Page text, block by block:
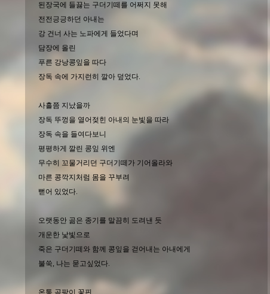
된장국에 들끓는 구더기떼를 어쩌지 못해
전전긍긍하던 아내는
강 건너 사는 노파에게 들었다며
담장에 올린
푸른 강낭콩잎을 따다
장독 속에 가지런히 깔아 덮었다.
사흘쯤 지났을까
장독 뚜껑을 열어젖힌 아내의 눈빛을 따라
장독 속을 들여다보니
평평하게 깔린 콩잎 위엔
무수히 꼬물거리던 구더기떼가 기어올라와
마른 콩깍지처럼 몸을 꾸부려
뻗어 있었다.
오랫동안 곪은 종기를 말끔히 도려낸 듯
개운한 낯빛으로
죽은 구더기떼와 함께 콩잎을 걷어내는 아내에게
불쑥, 나는 묻고싶었다.
온통 곰팡이 꽃핀